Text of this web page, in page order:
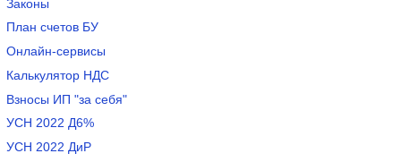
Законы
План счетов БУ
Онлайн-сервисы
Калькулятор НДС
Взносы ИП "за себя"
УСН 2022 Д6%
УСН 2022 ДиР